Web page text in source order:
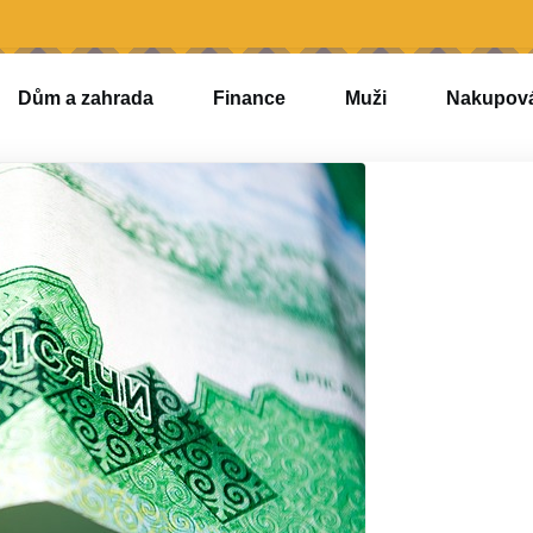
Dům a zahrada Finance Muži